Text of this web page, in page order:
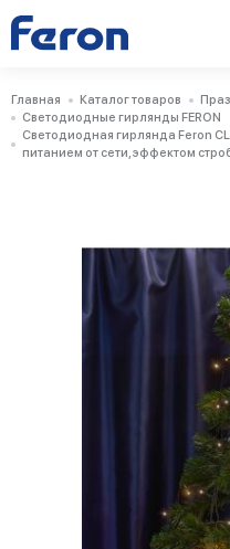
Главная Каталог товаров
Светодиодные гирлянды FERON
Светодиодная гирлянда Feron
питанием от сети, эффектом